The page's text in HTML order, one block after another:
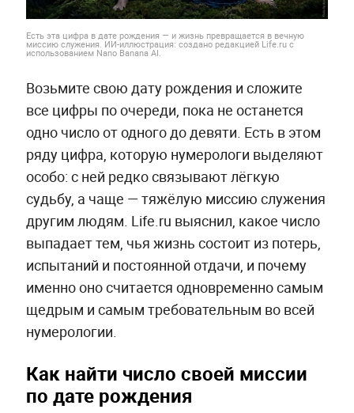
Есть эта цифра в дате рождения — и жизнь превращается в вечную
миссию служения. ИИ-иллюстрация: создано редакцией Life.ru с
использованием Nano Banana AI.
Возьмите свою дату рождения и сложите
все цифры по очереди, пока не останется
одно число от одного до девяти. Есть в этом
ряду цифра, которую нумерологи выделяют
особо: с ней редко связывают лёгкую
судьбу, а чаще — тяжёлую миссию служения
другим людям. Life.ru выяснил, какое число
выпадает тем, чья жизнь состоит из потерь,
испытаний и постоянной отдачи, и почему
именно оно считается одновременно самым
щедрым и самым требовательным во всей
нумерологии.
Как найти число своей миссии
по дате рождения